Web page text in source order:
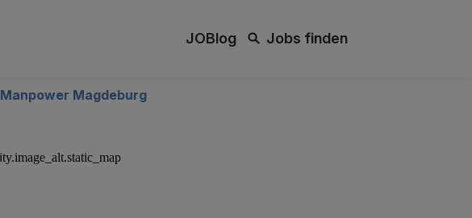
JOBlog Jobs finden
Manpower Magdeburg